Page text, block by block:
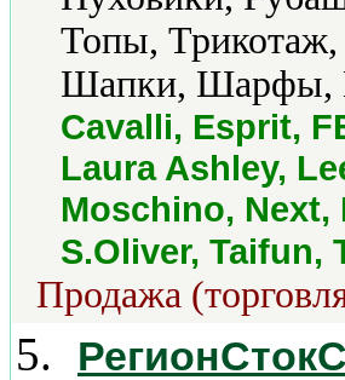
Топы,
Шапки,
Cavalli, Esprit,
Laura Ashley,
Moschino, Next,
S.Oliver, Taifun,
Продажа
5.